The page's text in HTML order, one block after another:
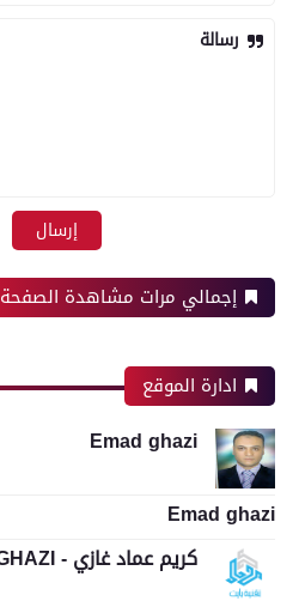
رسالة
إجمالي مرات مشاهدة الصفحة
ادارة الموقع
Emad ghazi
Emad ghazi
كريم عماد غازي - KAREEM EMAD GHAZI